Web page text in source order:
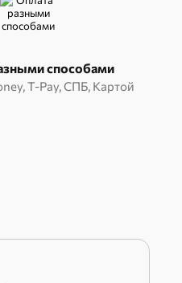
способами
T-Pay, СПБ, Картой